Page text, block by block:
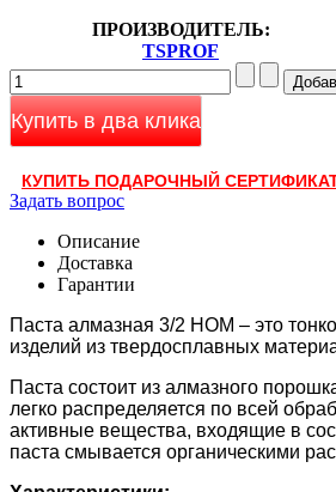
ПРОИЗВОДИТЕЛЬ:
TSPROF
Купить в два клика
КУПИТЬ ПОДАРОЧНЫЙ
Задать вопрос
Описание
Доставка
Гарантии
Паста алмазная 3/2 НОМ – это
изделий из твердосплавных
Паста состоит из алмазного
легко распределяется по всей
активные вещества, входящие в
паста смывается органическими